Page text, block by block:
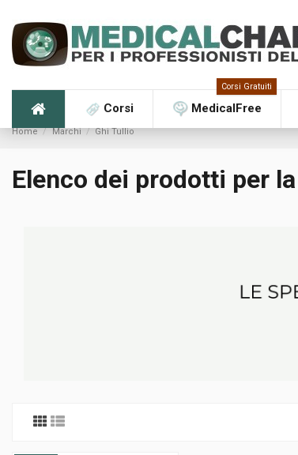
Corsi MedicalFree
Corsi Gratuiti
Home Marchi Ghi Tullio
Elenco dei prodotti per